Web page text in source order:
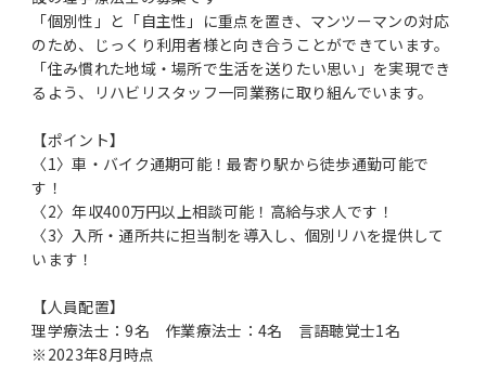
「個別性」と「自主性」に重点を置き、マンツーマンの対応
のため、じっくり利用者様と向き合うことができています。
「住み慣れた地域・場所で生活を送りたい思い」を実現でき
るよう、リハビリスタッフ一同業務に取り組んでいます。
【ポイント】
〈1〉車・バイク通期可能！最寄り駅から徒歩通勤可能で
す！
〈2〉年収400万円以上相談可能！高給与求人です！
〈3〉入所・通所共に担当制を導入し、個別リハを提供して
います！
【人員配置】
理学療法士：9名 作業療法士：4名 言語聴覚士1名
※2023年8月時点